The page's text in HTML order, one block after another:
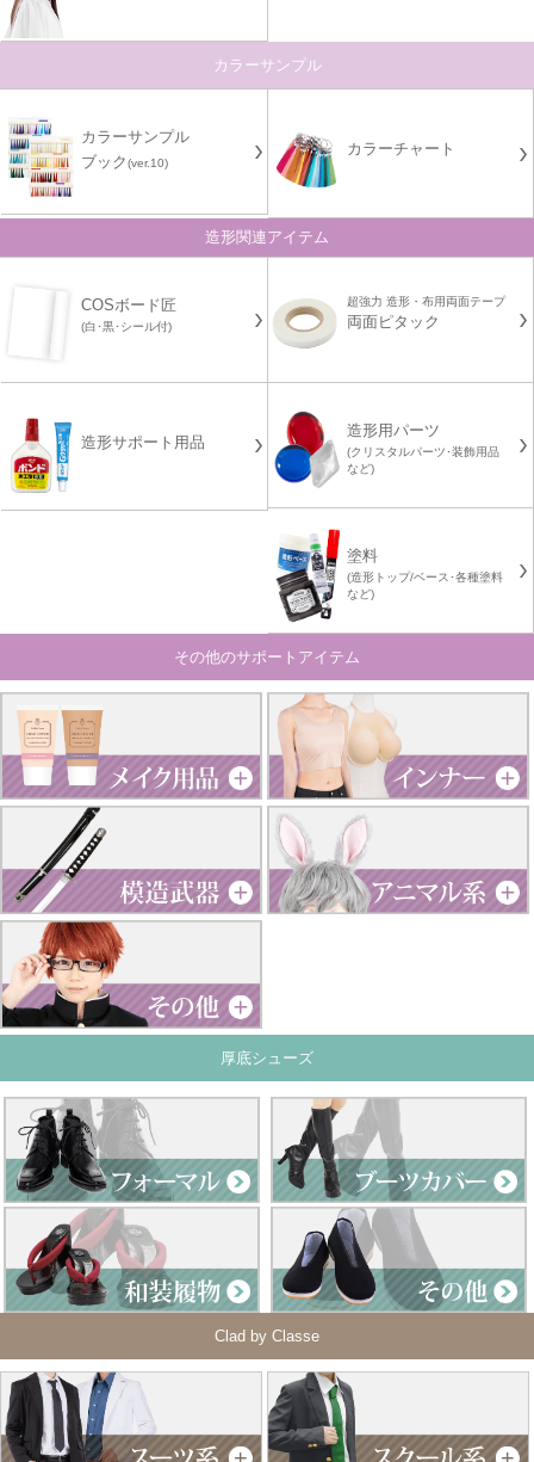
カラーサンプル
カラーサンプル
ブック(ver.10)
カラーチャート
造形関連アイテム
COSボード匠
(白･黒･シール付)
超強力 造形・布用両面テープ
両面ピタック
造形サポート用品
造形用パーツ
(クリスタルパーツ･装飾用品
など)
塗料
(造形トップ/ベース･各種塗料
など)
その他のサポートアイテム
厚底シューズ
Clad by Classe